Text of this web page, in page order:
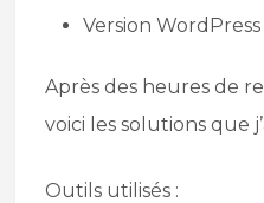
Version
Après des heures de
voici les solutions que
Outils utilisés :